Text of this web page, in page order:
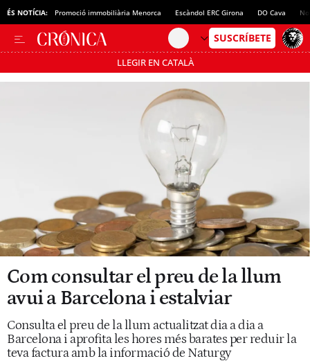
ÉS NOTÍCIA: Promoció immobiliària Menorca Escàndol ERC Girona DO Cava
LLEGIR EN CATALÀ
Passa’t al mode estalvi
Com consultar el preu de la llum
avui a Barcelona i estalviar
Consulta el preu de la llum actualitzat dia a dia a
Barcelona i aprofita les hores més barates per reduir la
teva factura amb la informació de Naturgy